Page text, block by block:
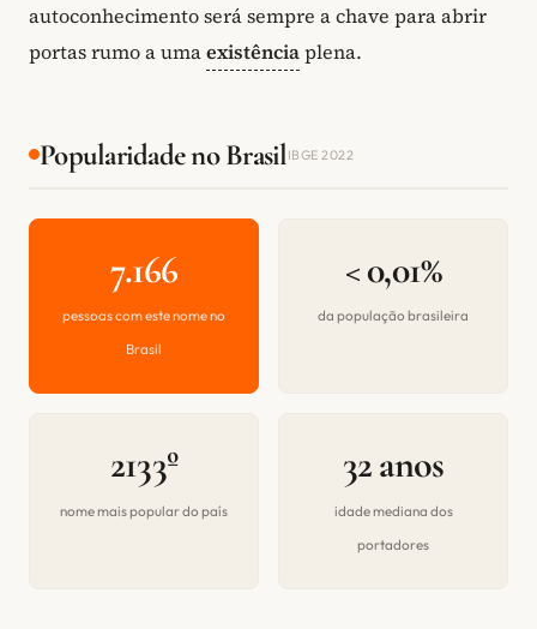
autoconhecimento será sempre a chave para abrir
portas rumo a umaexistênciaplena.
Popularidade no BrasilIBGE 2022
7.166
pessoas com este nome no
Brasil
< 0,01%
da população brasileira
2133º
nome mais popular do país
32 anos
idade mediana dos
portadores